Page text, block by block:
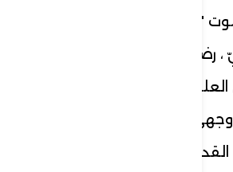
"؟ وهي تمرر شفتيها
رضاب شفتيها المعتق
، مسحت بيديها
وجهي- دعنا نكمل بقية
- اترك الأسئلة جانباً